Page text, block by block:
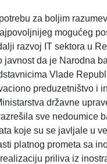
za boljim
mogućeg
razvoj IT sektora u
javnost da je Narodna
Vlade
preduzetništvo i
državne
sve nedoumice
koje su se javljale u
platnog prometa sa
priliva iz